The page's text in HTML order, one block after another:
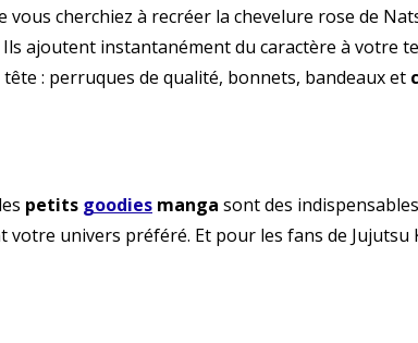
cherchiez à recréer la chevelure rose de
ajoutent instantanément du caractère à votre
: perruques de qualité, bonnets, bandeaux et
petits goodies manga sont des
univers préféré. Et pour les fans de Jujutsu